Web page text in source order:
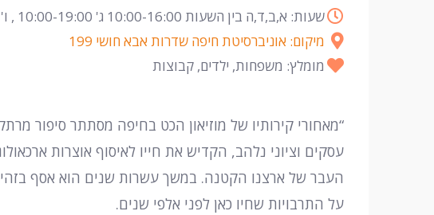
שעות: א,ב,ד,ה בין השעות 10:00-16:00 ג' 10:00-19:00 , ו' 10:00-13:00 שבת 10:00-14:00
מיקום: אוניברסיטת חיפה שדרות אבא חושי 199
מומלץ: משפחות, ילדים, קבוצות
“מאחורי קירותיו של מוזיאון הכט בחיפה מסתתר סיפור
עסקים וציוני נלהב, הקדיש את חייו לאיסוף אוצרות
העבר של ארצנו הקטנה. במשך עשרות שנים הוא אסף
על התרבויות שחיו כאן לפני אלפי שנים.